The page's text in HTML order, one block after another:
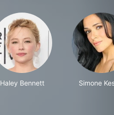
Haley Bennett Simone